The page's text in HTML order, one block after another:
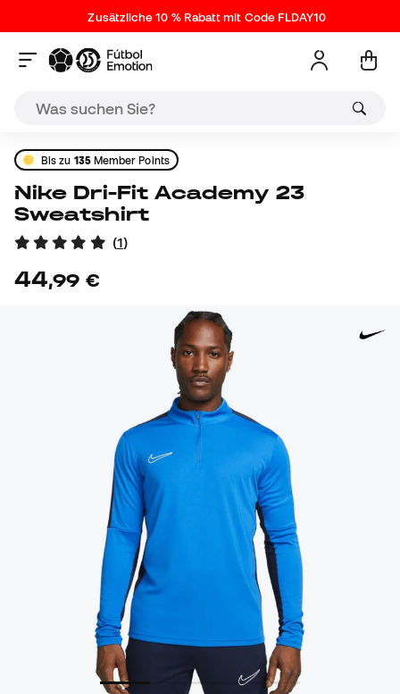
Zusätzliche 10 % Rabatt mit Code FLDAY10
Bis zu 135Member Points
Nike Dri-Fit Academy 23
Sweatshirt
(1)
44,99 €